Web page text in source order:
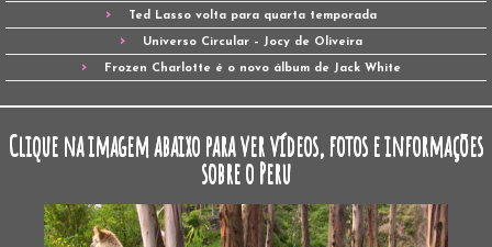
Ted Lasso volta para quarta temporada
Universo Circular – Jocy de Oliveira
Frozen Charlotte é o novo álbum de Jack White
Clique na imagem abaixo para ver vídeos, fotos e informações
sobre o Peru